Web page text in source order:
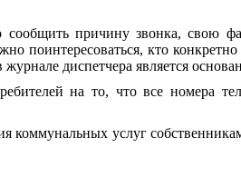
сообщить причину звонка, свою
поинтересоваться, кто
диспетчера является
на то, что все номера
коммунальных услуг